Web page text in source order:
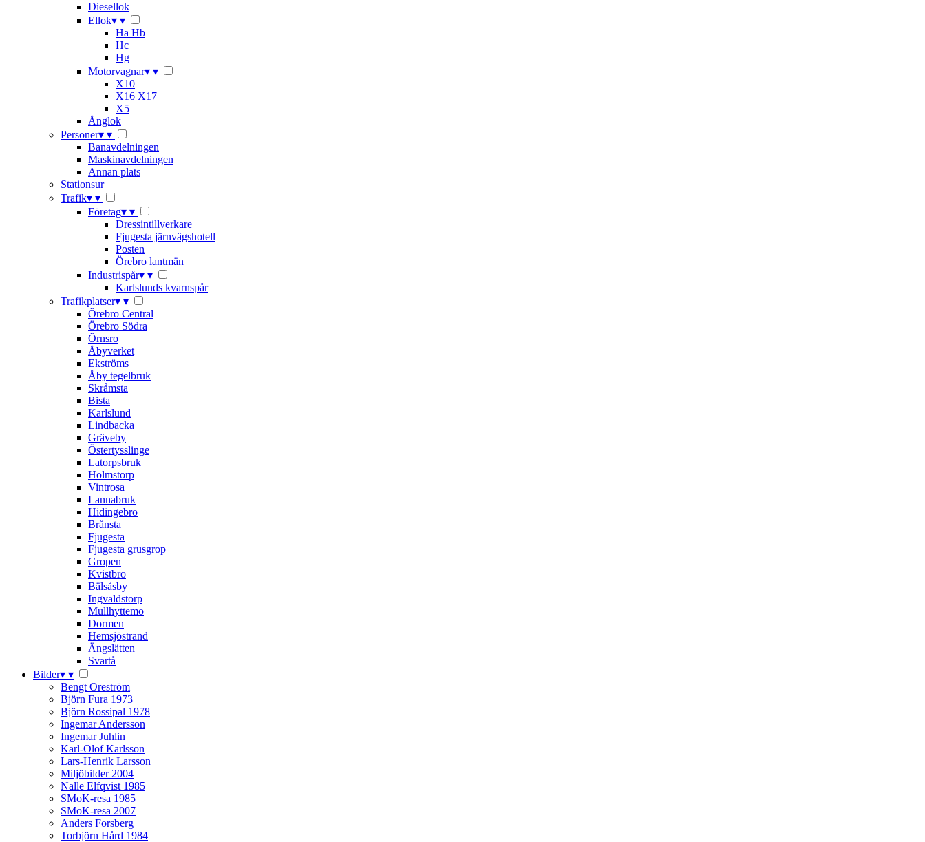
Diesellok
Ellok▾ ▾
Ha Hb
Hc
Hg
Motorvagnar▾ ▾
X10
X16 X17
X5
Ånglok
Personer▾ ▾
Banavdelningen
Maskinavdelningen
Annan plats
Stationsur
Trafik▾ ▾
Företag▾ ▾
Dressintillverkare
Fjugesta järnvägshotell
Posten
Örebro lantmän
Industrispår▾ ▾
Karlslunds kvarnspår
Trafikplatser▾ ▾
Örebro Central
Örebro Södra
Örnsro
Åbyverket
Ekströms
Åby tegelbruk
Skråmsta
Bista
Karlslund
Lindbacka
Gräveby
Östertysslinge
Latorpsbruk
Holmstorp
Vintrosa
Lannabruk
Hidingebro
Brånsta
Fjugesta
Fjugesta grusgrop
Gropen
Kvistbro
Bälsåsby
Ingvaldstorp
Mullhyttemo
Dormen
Hemsjöstrand
Ängslätten
Svartå
Bilder▾ ▾
Bengt Oreström
Björn Fura 1973
Björn Rossipal 1978
Ingemar Andersson
Ingemar Juhlin
Karl-Olof Karlsson
Lars-Henrik Larsson
Miljöbilder 2004
Nalle Elfqvist 1985
SMoK-resa 1985
SMoK-resa 2007
Anders Forsberg
Torbjörn Hård 1984